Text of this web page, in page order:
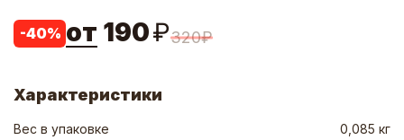
-40% от 190₽320₽
Характеристики
Вес в упаковке
0,085 кг